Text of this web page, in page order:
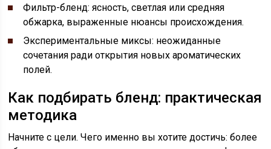
Фильтр-бленд: ясность, светлая или средняя
обжарка, выраженные нюансы происхождения.
Экспериментальные миксы: неожиданные
сочетания ради открытия новых ароматических
полей.
Как подбирать бленд: практическая
методика
Начните с цели. Чего именно вы хотите достичь: более